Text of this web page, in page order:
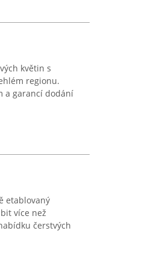
květin s
regionu.
a garancí dodání
etablovaný
více než
čerstvých